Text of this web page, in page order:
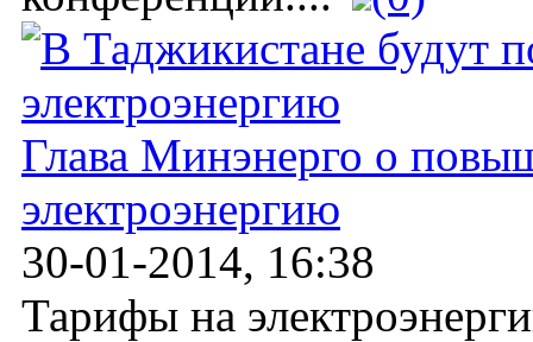
Глава Минэнерго о
электроэнергию
30-01-2014, 16:38
Тарифы на